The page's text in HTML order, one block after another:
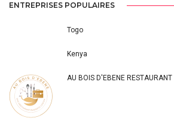
ENTREPRISES POPULAIRES
Togo
Kenya
AU BOIS D'EBENE RESTAURANT